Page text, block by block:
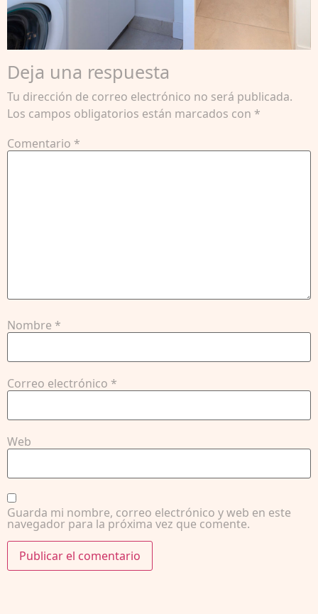
Deja una respuesta
Tu dirección de correo electrónico no será publicada.
Los campos obligatorios están marcados con *
Comentario *
Nombre *
Correo electrónico *
Web
Guarda mi nombre, correo electrónico y web en este
navegador para la próxima vez que comente.